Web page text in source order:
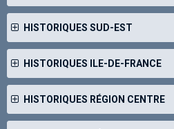
HISTORIQUES SUD-EST
HISTORIQUES ILE-DE-FRANCE
HISTORIQUES RÉGION CENTRE